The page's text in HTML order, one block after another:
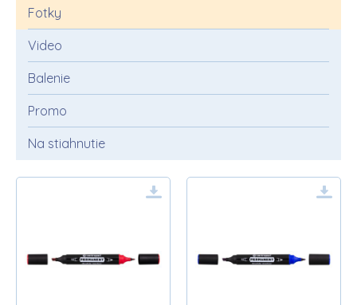
Fotky
Video
Balenie
Promo
Na stiahnutie